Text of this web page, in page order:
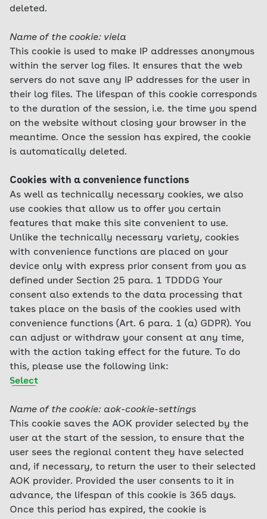
deleted.
Name of the cookie: viela
This cookie is used to make IP addresses anonymous
within the server log files. It ensures that the web
servers do not save any IP addresses for the user in
their log files. The lifespan of this cookie corresponds
to the duration of the session, i.e. the time you spend
on the website without closing your browser in the
meantime. Once the session has expired, the cookie
is automatically deleted.
Cookies with a convenience functions
As well as technically necessary cookies, we also
use cookies that allow us to offer you certain
features that make this site convenient to use.
Unlike the technically necessary variety, cookies
with convenience functions are placed on your
device only with express prior consent from you as
defined under Section 25 para. 1 TDDDG Your
consent also extends to the data processing that
takes place on the basis of the cookies used with
convenience functions (Art. 6 para. 1 (a) GDPR). You
can adjust or withdraw your consent at any time,
with the action taking effect for the future. To do
this, please use the following link:
Select
Name of the cookie: aok-cookie-settings
This cookie saves the AOK provider selected by the
user at the start of the session, to ensure that the
user sees the regional content they have selected
and, if necessary, to return the user to their selected
AOK provider. Provided the user consents to it in
advance, the lifespan of this cookie is 365 days.
Once this period has expired, the cookie is